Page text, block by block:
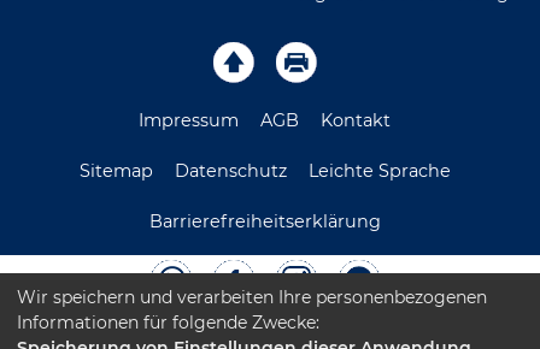
Impressum AGB Kontakt
Sitemap Datenschutz Leichte Sprache
Barrierefreiheitserklärung
Wir speichern und verarbeiten Ihre personenbezogenen
Informationen für folgende Zwecke: